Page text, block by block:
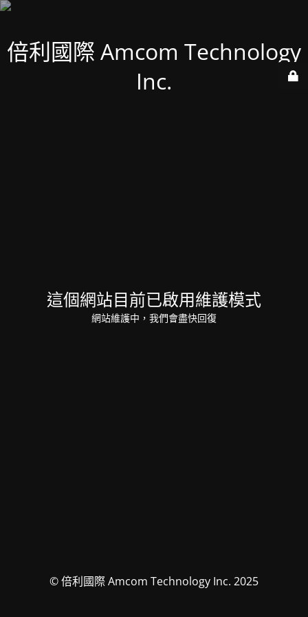
倍利國際 Amcom Technology
Inc.
這個網站目前已啟用維護模式
網站維護中，我們會盡快回復
© 倍利國際 Amcom Technology Inc. 2025